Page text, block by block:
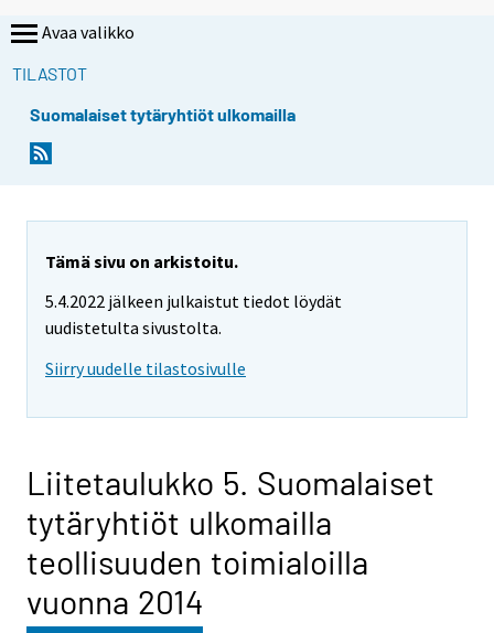
Avaa valikko
TILASTOT
Suomalaiset tytäryhtiöt ulkomailla
Tämä sivu on arkistoitu.
5.4.2022 jälkeen julkaistut tiedot löydät
uudistetulta sivustolta.
Siirry uudelle tilastosivulle
Liitetaulukko 5. Suomalaiset
tytäryhtiöt ulkomailla
teollisuuden toimialoilla
vuonna 2014